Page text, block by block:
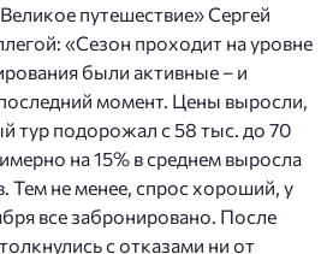
путешествие» Сергей
«Сезон проходит на уровне
были активные – и
момент. Цены выросли,
тур подорожал с 58 тыс. до 70
на 15% в среднем выросла
Тем не менее, спрос хороший, у
все забронировано. После
с отказами ни от